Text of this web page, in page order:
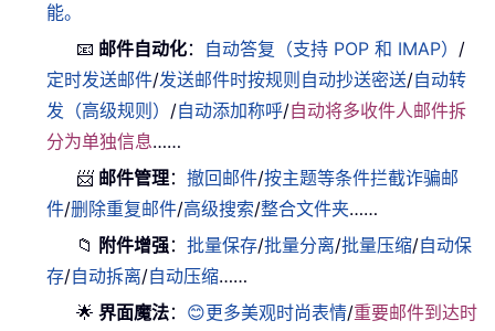
能。
📧 邮件自动化： 自动答复（支持 POP 和 IMAP） /
定时发送邮件/发送邮件时按规则自动抄送密送/自动转
发（高级规则） /自动添加称呼/自动将多收件人邮件拆
分为单独信息……
📨 邮件管理：撤回邮件/按主题等条件拦截诈骗邮
件/删除重复邮件/高级搜索/整合文件夹……
📁 附件增强：批量保存/批量分离/批量压缩/自动保
存/自动拆离/自动压缩……
🌟 界面魔法： 😊更多美观时尚表情/重要邮件到达时